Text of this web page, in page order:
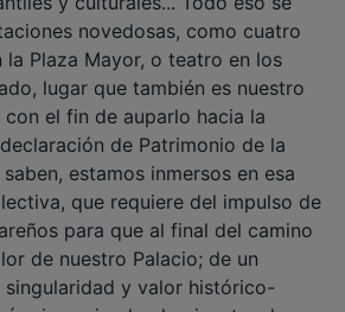
novedosas, como cuatro
la Plaza Mayor, o teatro en los
lugar que también es nuestro
el fin de auparlo hacia la
de Patrimonio de la
estamos inmersos en esa
que requiere del impulso de
para que al final del camino
de nuestro Palacio; de un
y valor histórico-
sigue siendo el epicentro de